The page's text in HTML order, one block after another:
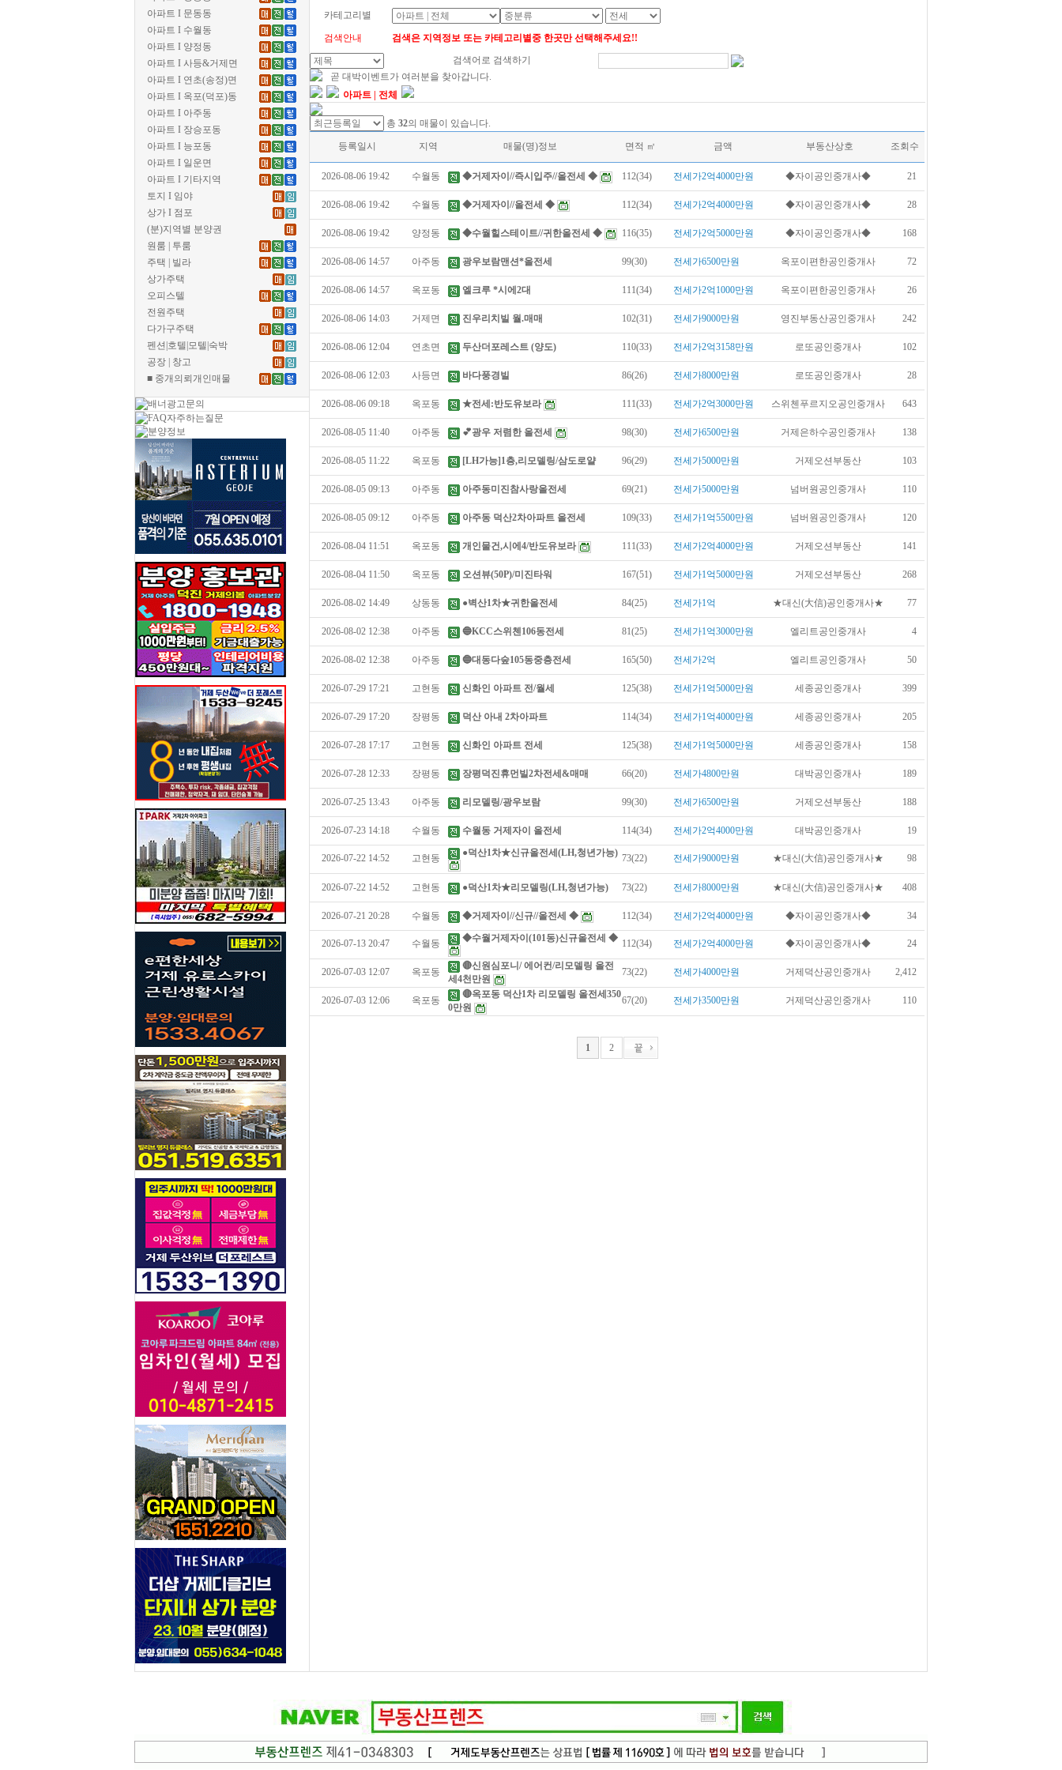
아파트 I 문동동
아파트 I 수월동
아파트 I 양정동
아파트 I 사등&거제면
아파트 I 연초(송정)면
아파트 I 옥포(덕포)동
아파트 I 아주동
아파트 I 장승포동
아파트 I 능포동
아파트 I 일운면
아파트 I 기타지역
토지 I 임야
상가 I 점포
(분)지역별 분양권
원룸 | 투룸
주택 | 빌라
상가주택
오피스텔
전원주택
다가구주택
펜션|호텔|모텔|숙박
공장 | 창고
■ 중개의뢰개인매물
카테고리별
검색안내
검색은 지역정보 또는 카테고리별중 한곳만 선택해주세요!!
검색어로 검색하기
곧 대박이벤트가 여러분을 찾아갑니다.
아파트 | 전체
총 32의 매물이 있습니다.
등록일시 지역 매물(명)정보 면적 ㎡ 금액 부동산상호 조회수
2026-08-06 19:42 수월동 ◆거제자이//즉시입주//올전세 ◆ 112(34) 전세가2억4000만원 ◆자이공인중개사◆ 21
2026-08-06 19:42 수월동 ◆거제자이//올전세 ◆ 112(34) 전세가2억4000만원 ◆자이공인중개사◆ 28
2026-08-06 19:42 양정동 ◆수월힐스테이트//귀한올전세 ◆ 116(35) 전세가2억5000만원 ◆자이공인중개사◆ 168
2026-08-06 14:57 아주동 광우보람맨션*올전세 99(30) 전세가6500만원 옥포이편한공인중개사 72
2026-08-06 14:57 옥포동 엘크루 *시에2대 111(34) 전세가2억1000만원 옥포이편한공인중개사 26
2026-08-06 14:03 거제면 진우리치빌 월.매매 102(31) 전세가9000만원 영진부동산공인중개사 242
2026-08-06 12:04 연초면 두산더포레스트 (양도) 110(33) 전세가2억3158만원 로또공인중개사 102
2026-08-06 12:03 사등면 바다풍경빌 86(26) 전세가8000만원 로또공인중개사 28
2026-08-06 09:18 옥포동 ★전세:반도유보라 111(33) 전세가2억3000만원 스위첸푸르지오공인중개사 643
2026-08-05 11:40 아주동 💕광우 저렴한 올전세 98(30) 전세가6500만원 거제은하수공인중개사 138
2026-08-05 11:22 옥포동 [LH가능]1층,리모델링/삼도로얄 96(29) 전세가5000만원 거제오션부동산 103
2026-08-05 09:13 아주동 아주동미진참사랑올전세 69(21) 전세가5000만원 넘버원공인중개사 110
2026-08-05 09:12 아주동 아주동 덕산2차아파트 올전세 109(33) 전세가1억5500만원 넘버원공인중개사 120
2026-08-04 11:51 옥포동 개인물건,시에4/반도유보라 111(33) 전세가2억4000만원 거제오션부동산 141
2026-08-04 11:50 옥포동 오션뷰(50P)/미진타워 167(51) 전세가1억5000만원 거제오션부동산 268
2026-08-02 14:49 상동동 ●벽산1차★귀한올전세 84(25) 전세가1억 ★대신(大信)공인중개사★ 77
2026-08-02 12:38 아주동 🔵KCC스위첸106동전세 81(25) 전세가1억3000만원 엘리트공인중개사 4
2026-08-02 12:38 아주동 🔵대동다숲105동중층전세 165(50) 전세가2억 엘리트공인중개사 50
2026-07-29 17:21 고현동 신화인 아파트 전/월세 125(38) 전세가1억5000만원 세종공인중개사 399
2026-07-29 17:20 장평동 덕산 아내 2차아파트 114(34) 전세가1억4000만원 세종공인중개사 205
2026-07-28 17:17 고현동 신화인 아파트 전세 125(38) 전세가1억5000만원 세종공인중개사 158
2026-07-28 12:33 장평동 장평덕진휴먼빌2차전세&매매 66(20) 전세가4800만원 대박공인중개사 189
2026-07-25 13:43 아주동 리모델링/광우보람 99(30) 전세가6500만원 거제오션부동산 188
2026-07-23 14:18 수월동 수월동 거제자이 올전세 114(34) 전세가2억4000만원 대박공인중개사 19
2026-07-22 14:52 고현동 ●덕산1차★신규올전세(LH,청년가능) 73(22) 전세가9000만원 ★대신(大信)공인중개사★ 98
2026-07-22 14:52 고현동 ●덕산1차★리모델링(LH,청년가능) 73(22) 전세가8000만원 ★대신(大信)공인중개사★ 408
2026-07-21 20:28 수월동 ◆거제자이//신규//올전세 ◆ 112(34) 전세가2억4000만원 ◆자이공인중개사◆ 34
2026-07-13 20:47 수월동 ◆수월거제자이(101동)신규올전세 ◆ 112(34) 전세가2억4000만원 ◆자이공인중개사◆ 24
2026-07-03 12:07 옥포동
🔴신원심포니/ 에어컨/리모델링 올전
세4천만원
73(22) 전세가4000만원 거제덕산공인중개사 2,412
2026-07-03 12:06 옥포동
🔴옥포동 덕산1차 리모델링 올전세350
0만원
67(20) 전세가3500만원 거제덕산공인중개사 110
1 2